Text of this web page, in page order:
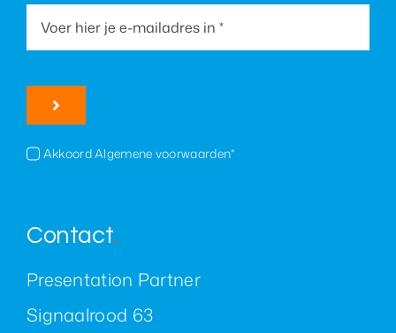
Akkoord Algemene voorwaarden*
Contact.
Presentation Partner
Signaalrood 63